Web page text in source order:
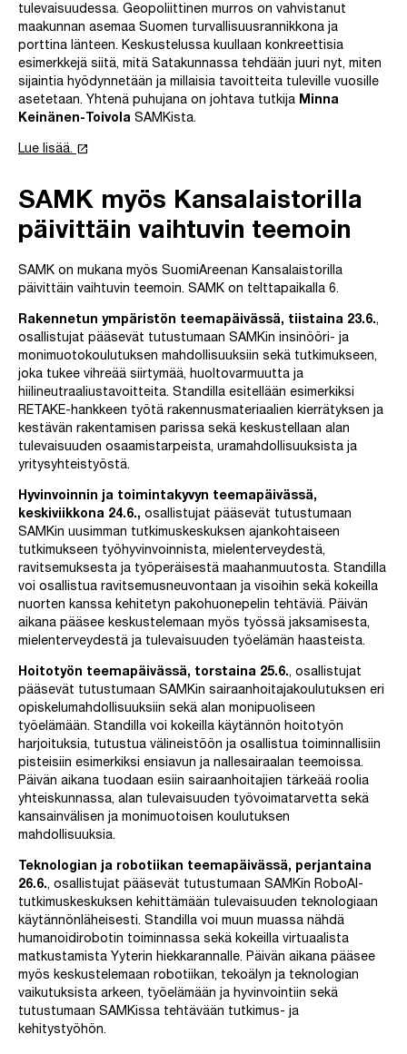
tulevaisuudessa. Geopoliittinen murros on vahvistanut
maakunnan asemaa Suomen turvallisuusrannikkona ja
porttina länteen. Keskustelussa kuullaan konkreettisia
esimerkkejä siitä, mitä Satakunnassa tehdään juuri nyt, miten
sijaintia hyödynnetään ja millaisia tavoitteita tuleville vuosille
asetetaan. Yhtenä puhujana on johtava tutkija Minna
Keinänen-Toivola SAMKista.
Lue lisää. launch
SAMK myös Kansalaistorilla
päivittäin vaihtuvin teemoin
SAMK on mukana myös SuomiAreenan Kansalaistorilla
päivittäin vaihtuvin teemoin. SAMK on telttapaikalla 6.
Rakennetun ympäristön teemapäivässä, tiistaina 23.6.,
osallistujat pääsevät tutustumaan SAMKin insinööri- ja
monimuotokoulutuksen mahdollisuuksiin sekä tutkimukseen,
joka tukee vihreää siirtymää, huoltovarmuutta ja
hiilineutraaliustavoitteita. Standilla esitellään esimerkiksi
RETAKE-hankkeen työtä rakennusmateriaalien kierrätyksen ja
kestävän rakentamisen parissa sekä keskustellaan alan
tulevaisuuden osaamistarpeista, uramahdollisuuksista ja
yritysyhteistyöstä.
Hyvinvoinnin ja toimintakyvyn teemapäivässä,
keskiviikkona 24.6., osallistujat pääsevät tutustumaan
SAMKin uusimman tutkimuskeskuksen ajankohtaiseen
tutkimukseen työhyvinvoinnista, mielenterveydestä,
ravitsemuksesta ja työperäisestä maahanmuutosta. Standilla
voi osallistua ravitsemusneuvontaan ja visoihin sekä kokeilla
nuorten kanssa kehitetyn pakohuonepelin tehtäviä. Päivän
aikana pääsee keskustelemaan myös työssä jaksamisesta,
mielenterveydestä ja tulevaisuuden työelämän haasteista.
Hoitotyön teemapäivässä, torstaina 25.6., osallistujat
pääsevät tutustumaan SAMKin sairaanhoitajakoulutuksen eri
opiskelumahdollisuuksiin sekä alan monipuoliseen
työelämään. Standilla voi kokeilla käytännön hoitotyön
harjoituksia, tutustua välineistöön ja osallistua toiminnallisiin
pisteisiin esimerkiksi ensiavun ja nallesairaalan teemoissa.
Päivän aikana tuodaan esiin sairaanhoitajien tärkeää roolia
yhteiskunnassa, alan tulevaisuuden työvoimatarvetta sekä
kansainvälisen ja monimuotoisen koulutuksen
mahdollisuuksia.
Teknologian ja robotiikan teemapäivässä, perjantaina
26.6., osallistujat pääsevät tutustumaan SAMKin RoboAI-
tutkimuskeskuksen kehittämään tulevaisuuden teknologiaan
käytännönläheisesti. Standilla voi muun muassa nähdä
humanoidirobotin toiminnassa sekä kokeilla virtuaalista
matkustamista Yyterin hiekkarannalle. Päivän aikana pääsee
myös keskustelemaan robotiikan, tekoälyn ja teknologian
vaikutuksista arkeen, työelämään ja hyvinvointiin sekä
tutustumaan SAMKissa tehtävään tutkimus- ja
kehitystyöhön.